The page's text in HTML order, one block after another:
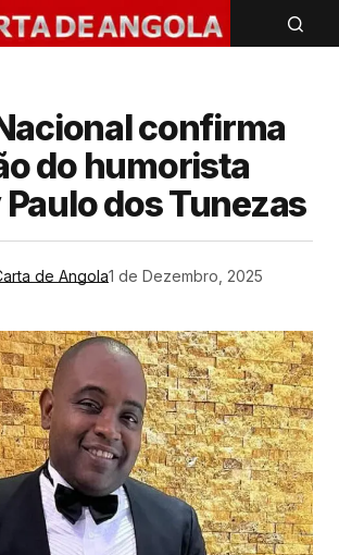
confirma
do humorista
dos Tunezas
de Angola1 de Dezembro, 2025